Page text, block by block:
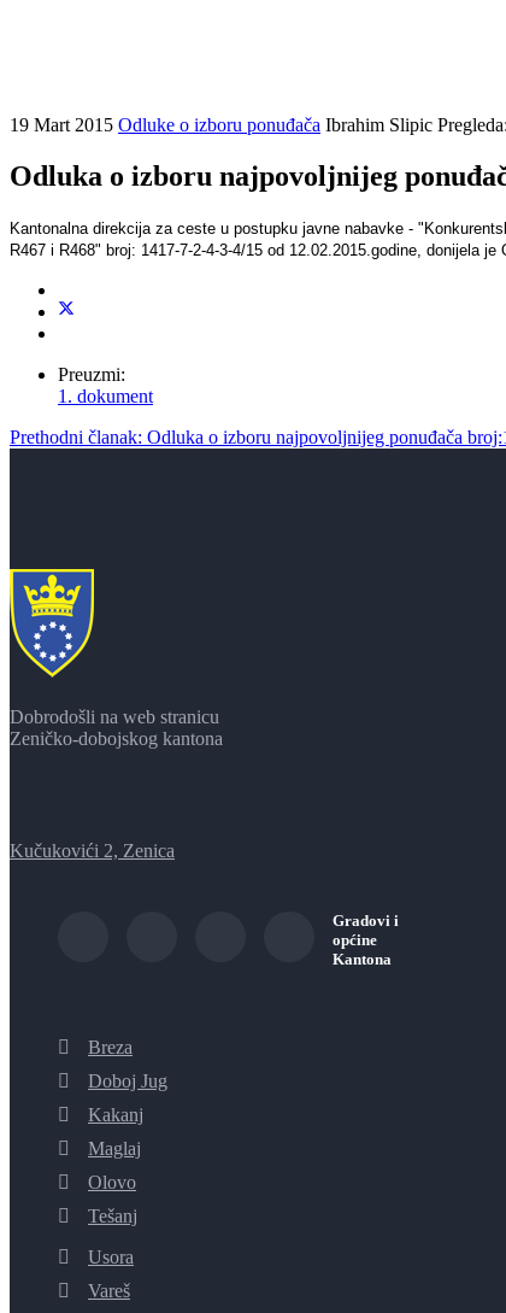
19 Mart 2015 Odluke o izboru ponuđača Ibrahim Slipic
Odluka o izboru najpovoljnijeg
Kantonalna direkcija za ceste u postupku javne nabavke -
R467 i R468" broj: 1417-7-2-4-3-4/15 od 12.02.2015.godine, donijela
Preuzmi:
1. dokument
Prethodni članak: Odluka o izboru najpovoljnijeg ponuđača
Dobrodošli na web stranicu
Zeničko-dobojskog kantona
Kučukovići 2, Zenica
Gradovi i
općine
Kantona
Breza
Doboj Jug
Kakanj
Maglaj
Olovo
Tešanj
Usora
Vareš